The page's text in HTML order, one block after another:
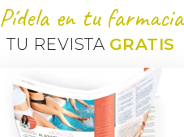
Pídela en tu farmacia
TU REVISTA GRATIS